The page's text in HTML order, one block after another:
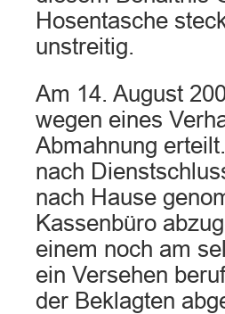
Hosentasche
unstreitig.
Am 14. August
wegen eines
Abmahnung
nach
nach Hause
Kassenbüro
einem noch am
ein Versehen
der Beklagten